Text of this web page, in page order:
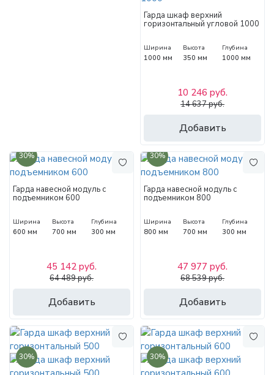
Гарда шкаф верхний
горизонтальный угловой 1000
Ширина
1000 мм
Высота
350 мм
Глубина
1000 мм
Добавить
10 246 руб.
14 637 руб.
30%
Гарда навесной модуль с
подъемником 600
Ширина
600 мм
Высота
700 мм
Глубина
300 мм
Добавить
45 142 руб.
64 489 руб.
30%
Гарда навесной модуль с
подъемником 800
Ширина
800 мм
Высота
700 мм
Глубина
300 мм
Добавить
47 977 руб.
68 539 руб.
30% 30%